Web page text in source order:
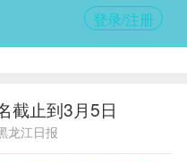
登录/注册
截止到3月5日
龙江日报